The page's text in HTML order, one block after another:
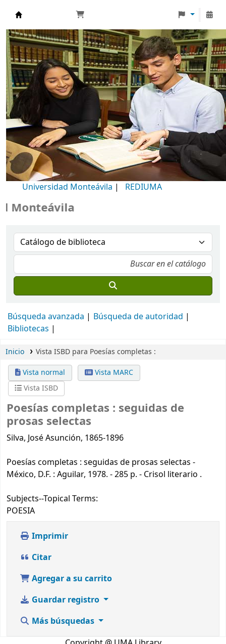
Biblioteca Universidad Monteávila
Universidad Monteávila | REDIUMA
Búsqueda avanzada
Búsqueda de autoridad
Bibliotecas
Inicio
Vista ISBD para Poesías completas :
Vista normal
Vista MARC
Vista ISBD
Poesías completas : seguidas de
prosas selectas
Silva, José Asunción, 1865-1896
Poesías completas : seguidas de prosas selectas -
México, D.F. : Aguilar, 1978. - 285 p. - Crisol literario .
Subjects--Topical Terms:
POESIA
Imprimir
Citar
Agregar a su carrito
Guardar registro
Más búsquedas